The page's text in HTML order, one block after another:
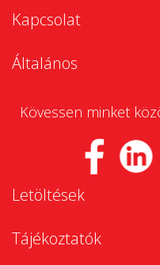
Kapcsolat
Általános
Kövessen minket
Letöltések
Tájékoztatók